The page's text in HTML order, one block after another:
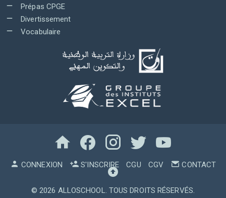
Prépas CPGE
Divertissement
Vocabulaire
CONNEXION S'INSCRIRE CGU CGV CONTACT
© 2026 ALLOSCHOOL. TOUS DROITS RÉSERVÉS.